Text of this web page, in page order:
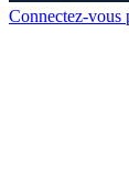
Connectez-vous